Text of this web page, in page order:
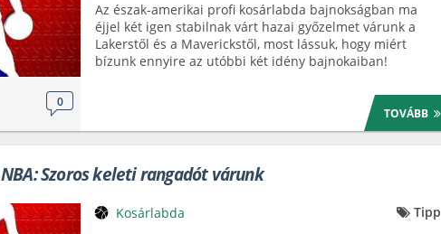
0
Az észak-amerikai profi kosárlabda bajnokságban ma
éjjel két igen stabilnak várt hazai győzelmet várunk a
Lakerstől és a Maverickstől, most lássuk, hogy miért
bízunk ennyire az utóbbi két idény bajnokaiban!
TOVÁBB
NBA: Szoros keleti rangadót várunk
Kosárlabda
Tipp